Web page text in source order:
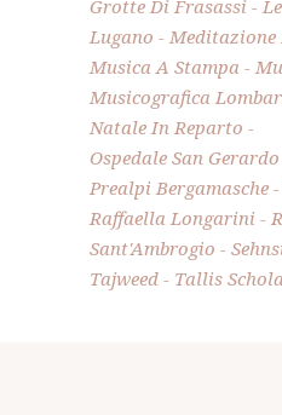
Grotte Di Frasassi
Lugano
Meditazione
Musica A Stampa
Musicografica
Natale In Reparto
Ospedale San Gerardo
Prealpi Bergamasche
Raffaella Longarini
Sant'Ambrogio
Tajweed
Tallis